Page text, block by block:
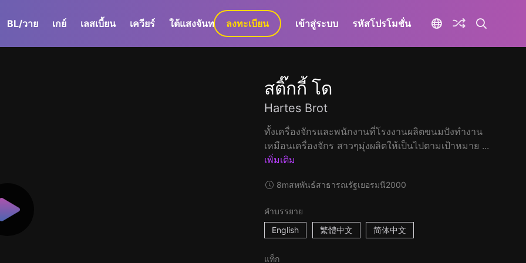
BL/วาย เกย์ เลสเบี้ยน เควียร์ ใต้แสงจันทร์ GaLa+
ลงทะเบียน เข้าสู่ระบบ รหัสโปรโมชั่น
สติ๊กกี้ โด
Hartes Brot
ทั้งเครื่องจักรและพนักงานที่โรงงานผลิตขนมปังทำงาน
เหมือนเครื่องจักร สาวๆมุ่งผลิตให้เป็นไปตามเป้าหมาย ...
เพิ่มเติม
8mสหพันธ์สาธารณรัฐเยอรมนี2000
คำบรรยาย
English
繁體中文 简体中文
แท็ก